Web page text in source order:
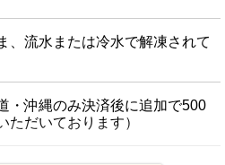
、流水または冷水で解凍されて
・沖縄のみ決済後に追加で500
ただいております）